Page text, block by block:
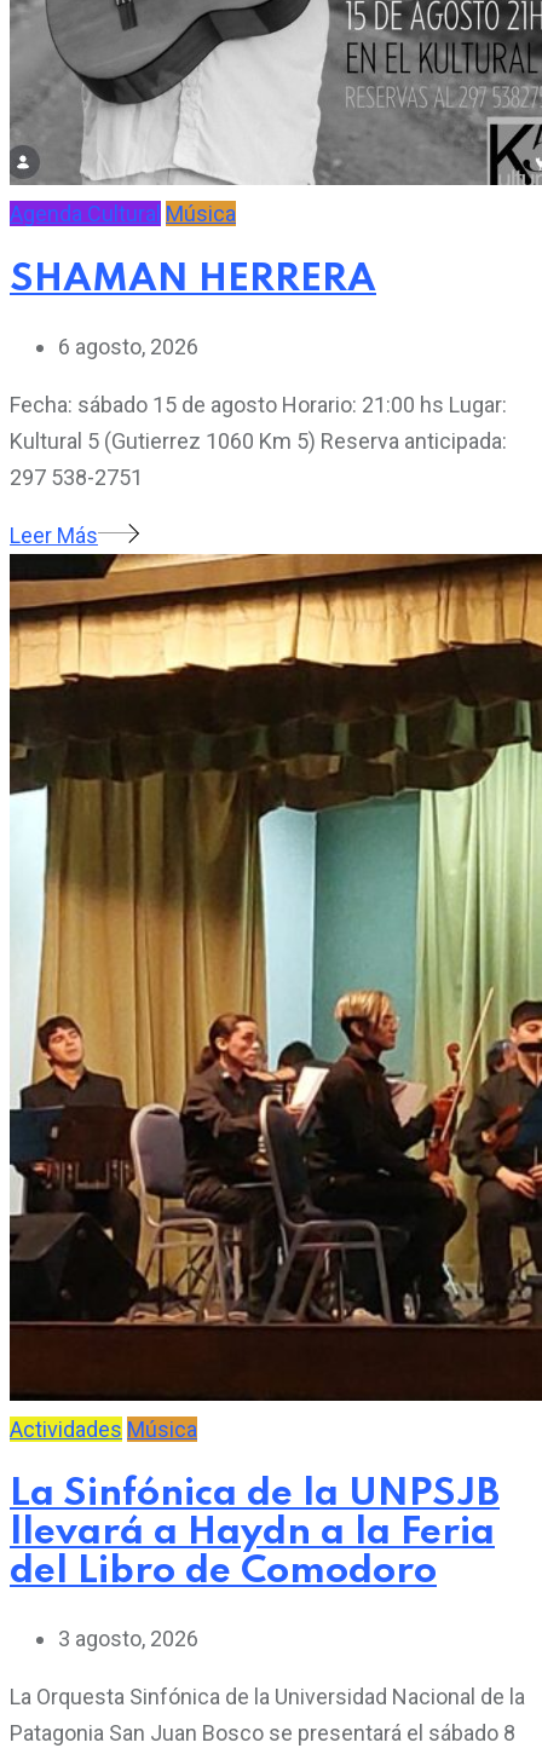
Agenda Cultural Música
SHAMAN HERRERA
6 agosto, 2026
Fecha: sábado 15 de agosto Horario: 21:00 hs Lugar:
Kultural 5 (Gutierrez 1060 Km 5) Reserva anticipada:
297 538-2751
Leer Más
Actividades Música
La Sinfónica de la UNPSJB
llevará a Haydn a la Feria
del Libro de Comodoro
3 agosto, 2026
La Orquesta Sinfónica de la Universidad Nacional de la
Patagonia San Juan Bosco se presentará el sábado 8